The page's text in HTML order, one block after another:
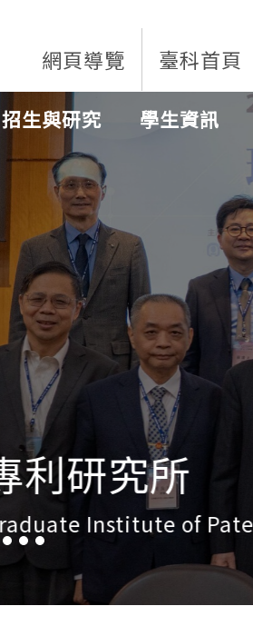
網頁導覽 臺科首頁
招生與研究 學生資訊